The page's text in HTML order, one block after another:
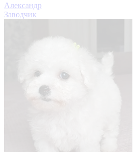
Александр
Заводчик